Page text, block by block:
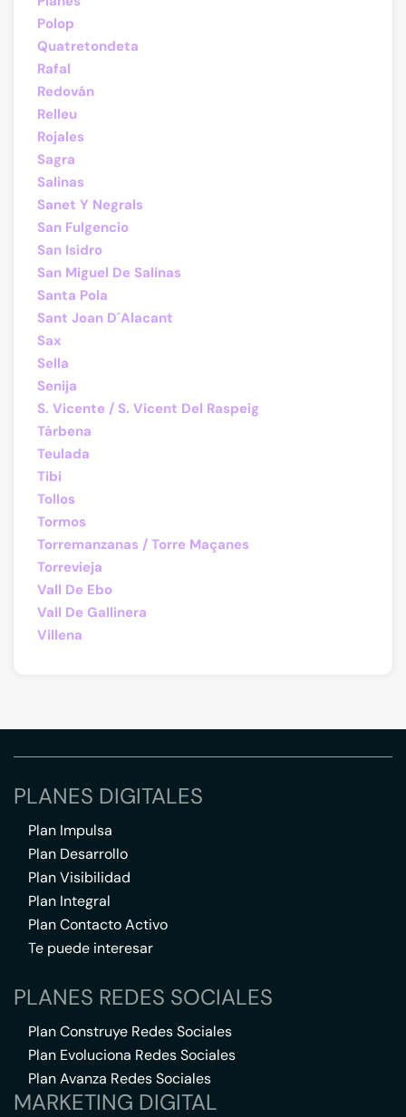
Polop
Quatretondeta
Rafal
Redován
Relleu
Rojales
Sagra
Salinas
Sanet Y Negrals
San Fulgencio
San Isidro
San Miguel De Salinas
Santa Pola
Sant Joan D´Alacant
Sax
Sella
Senija
S. Vicente / S. Vicent Del Raspeig
Tárbena
Teulada
Tibi
Tollos
Tormos
Torremanzanas / Torre Maçanes
Torrevieja
Vall De Ebo
Vall De Gallinera
Villena
PLANES DIGITALES
Plan Impulsa
Plan Desarrollo
Plan Visibilidad
Plan Integral
Plan Contacto Activo
Te puede interesar
PLANES REDES SOCIALES
Plan Construye Redes Sociales
Plan Evoluciona Redes Sociales
Plan Avanza Redes Sociales
MARKETING DIGITAL